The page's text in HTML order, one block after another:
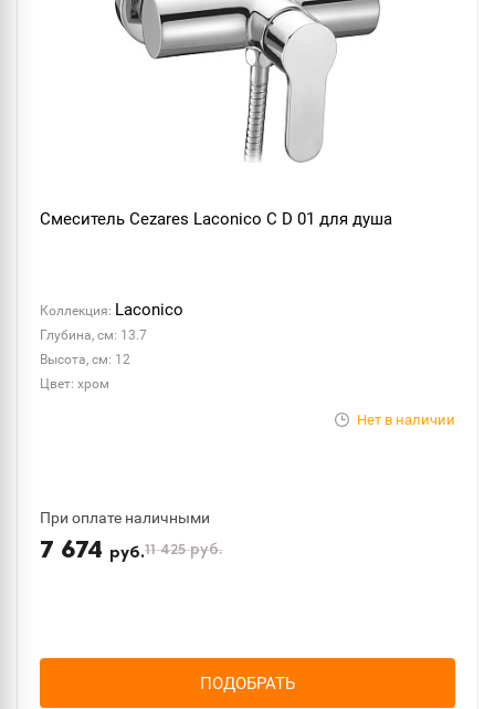
Смеситель Cezares Laconico C D 01 для душа
Коллекция: Laconico
Глубина, см: 13.7
Высота, см: 12
Цвет: хром
Нет в наличии
При оплате наличными
7 674 руб.11 425руб.
ПОДОБРАТЬ